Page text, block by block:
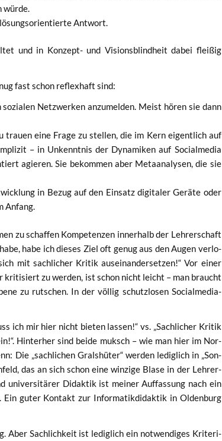
Antwort.
und in Kon­zept- und Visi­ons­blind­heit dabei flei­ßig
fast schon reflex­haft sind:
Netz­wer­ken anzu­mel­den. Meist hören sie dann
eine Fra­ge zu stel­len, die im Kern eigent­lich auf
– in Unkennt­nis der Dyna­mi­ken auf Social­me­dia
agie­ren. Sie bekom­men aber Meta­ana­ly­sen, die sie
in Bezug auf den Ein­satz digi­ta­ler Gerä­te oder
Anfang.
zu schaf­fen Kom­pe­ten­zen inner­halb der Leh­rer­schaft
habe ich die­ses Ziel oft genug aus den Augen ver­lo­
mit sach­li­cher Kri­tik aus­ein­an­der­set­zen!“ Vor einer
kri­ti­siert zu wer­den, ist schon nicht leicht – man braucht
zu rut­schen. In der völ­lig schutz­lo­sen Social­me­dia-
ich mir hier nicht bie­ten las­sen!“ vs. „Sach­li­cher Kri­tik
Hin­ter­her sind bei­de muksch – wie man hier im Nor­
Die „sach­li­chen Grals­hü­ter“ wer­den ledig­lich in „Son­
das an sich schon eine win­zi­ge Bla­se in der Leh­rer­
uni­ver­si­tä­rer Didak­tik ist mei­ner Auf­fas­sung nach ein
guter Kon­takt zur Infor­ma­tik­di­dak­tik in Olden­burg
Aber Sach­lich­keit ist ledig­lich ein not­wen­di­ges Kri­te­ri­